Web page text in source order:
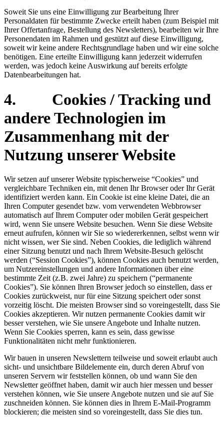
Soweit Sie uns eine Einwilligung zur Bearbeitung Ihrer
Personaldaten für bestimmte Zwecke erteilt haben (zum Beispiel mit
Ihrer Offertanfrage, Bestellung des Newsletters), bearbeiten wir Ihre
Personendaten im Rahmen und gestützt auf diese Einwilligung,
soweit wir keine andere Rechtsgrundlage haben und wir eine solche
benötigen. Eine erteilte Einwilligung kann jederzeit widerrufen
werden, was jedoch keine Auswirkung auf bereits erfolgte
Datenbearbeitungen hat.
4. Cookies / Tracking und
andere Technologien im
Zusammenhang mit der
Nutzung unserer Website
Wir setzen auf unserer Website typischerweise “Cookies” und
vergleichbare Techniken ein, mit denen Ihr Browser oder Ihr Gerät
identifiziert werden kann. Ein Cookie ist eine kleine Datei, die an
Ihren Computer gesendet bzw. vom verwendeten Webbrowser
automatisch auf Ihrem Computer oder mobilen Gerät gespeichert
wird, wenn Sie unsere Website besuchen. Wenn Sie diese Website
erneut aufrufen, können wir Sie so wiedererkennen, selbst wenn wir
nicht wissen, wer Sie sind. Neben Cookies, die lediglich während
einer Sitzung benutzt und nach Ihrem Website-Besuch gelöscht
werden (“Session Cookies”), können Cookies auch benutzt werden,
um Nutzereinstellungen und andere Informationen über eine
bestimmte Zeit (z.B. zwei Jahre) zu speichern (“permanente
Cookies”). Sie können Ihren Browser jedoch so einstellen, dass er
Cookies zurückweist, nur für eine Sitzung speichert oder sonst
vorzeitig löscht. Die meisten Browser sind so voreingestellt, dass Sie
Cookies akzeptieren. Wir nutzen permanente Cookies damit wir
besser verstehen, wie Sie unsere Angebote und Inhalte nutzen.
Wenn Sie Cookies sperren, kann es sein, dass gewisse
Funktionalitäten nicht mehr funktionieren.
Wir bauen in unseren Newslettern teilweise und soweit erlaubt auch
sicht- und unsichtbare Bildelemente ein, durch deren Abruf von
unseren Servern wir feststellen können, ob und wann Sie den
Newsletter geöffnet haben, damit wir auch hier messen und besser
verstehen können, wie Sie unsere Angebote nutzen und sie auf Sie
zuschneiden können. Sie können dies in Ihrem E-Mail-Programm
blockieren; die meisten sind so voreingestellt, dass Sie dies tun.